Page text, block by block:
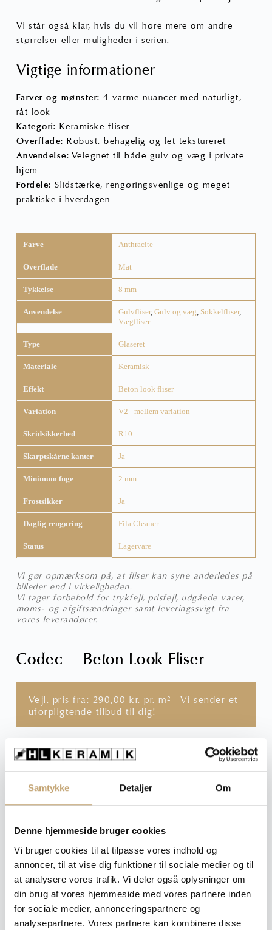
Samtykke Detaljer Om
Denne hjemmeside bruger cookies
Vi bruger cookies til at tilpasse vores indhold og
annoncer, til at vise dig funktioner til sociale medier og til
at analysere vores trafik. Vi deler også oplysninger om
din brug af vores hjemmeside med vores partnere inden
for sociale medier, annonceringspartnere og
analysepartnere. Vores partnere kan kombinere disse
Vi står også klar, hvis du vil høre mere om andre
størrelser eller muligheder i serien.
Vigtige informationer
Farver og mønster: 4 varme nuancer med naturligt,
råt look
Kategori: Keramiske fliser
Overflade: Robust, behagelig og let tekstureret
Anvendelse: Velegnet til både gulv og væg i private
hjem
Fordele: Slidstærke, rengøringsvenlige og meget
praktiske i hverdagen
Farve Anthracite
Overflade Mat
Tykkelse 8 mm
Anvendelse Gulvfliser, Gulv og væg Sokkelfliser,
Vægfliser
Type Glaseret
Materiale Keramisk
Effekt Beton look fliser
Variation V2 - mellem variation
Skridsikkerhed R10
Skarptskårne kanter Ja
Minimum fuge 2 mm
Frostsikker Ja
Daglig rengøring Fila Cleaner
Status Lagervare
Vi gør opmærksom på, at fliser kan syne anderledes på
billeder end i virkeligheden.
Vi tager forbehold for trykfejl, prisfejl, udgåede varer,
moms- og afgiftsændringer samt leveringssvigt fra
vores leverandører.
Codec – Beton Look Fliser
Vejl. pris fra: 290,00kr. pr. m² - Vi sender et
uforpligtende tilbud til dig!
Hvilken flise skal du bruge?
Vælg farve, overflade, størrelse og tykkelse for at se
prisen på din ønskede variant
Størrelse : 30x30 cm
30x30 cm 30x60 cm 60x60 cm 7,2x60 cm - sokkel